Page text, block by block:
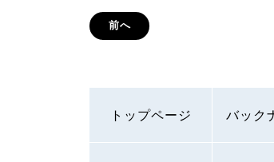
前へ
トップページ バック